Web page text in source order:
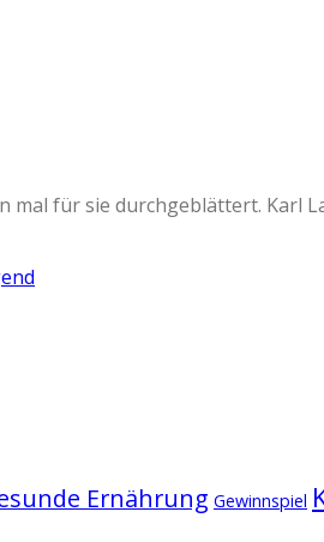
mal für sie durchgeblättert. Karl
Ernährung Gewinnspiel